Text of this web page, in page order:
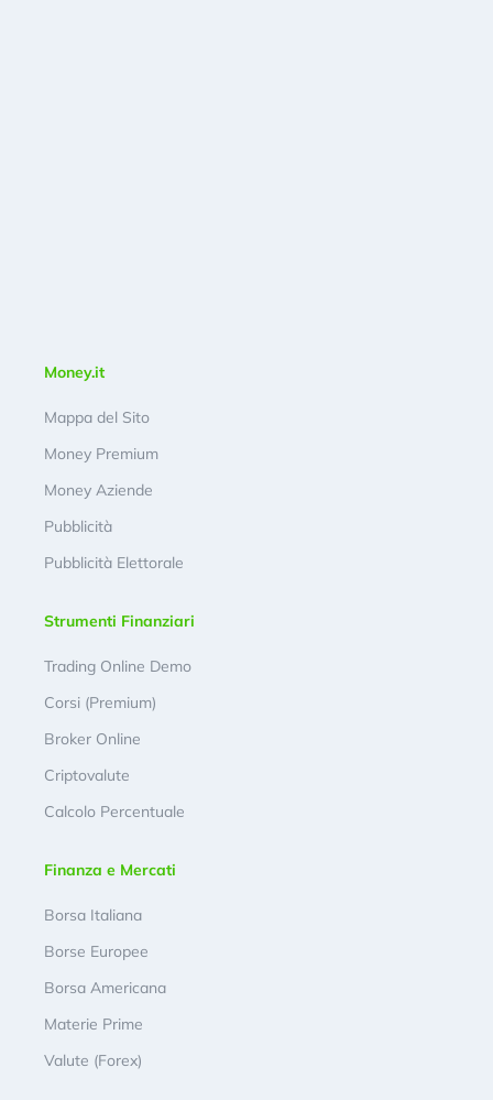
Money.it
Mappa del Sito
Money Premium
Money Aziende
Pubblicità
Pubblicità Elettorale
Strumenti Finanziari
Trading Online Demo
Corsi (Premium)
Broker Online
Criptovalute
Calcolo Percentuale
Finanza e Mercati
Borsa Italiana
Borse Europee
Borsa Americana
Materie Prime
Valute (Forex)